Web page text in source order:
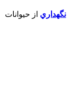
نگهداري از حيوانات